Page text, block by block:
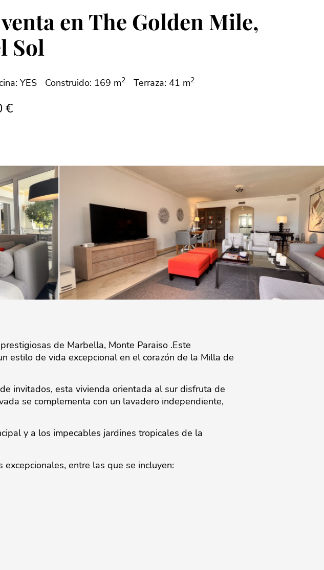
en The Golden Mile,
Sol
YES Construido: 169 m2 Terraza: 41 m2
€
de Marbella, Monte Paraiso .Este
estilo de vida excepcional en el corazón de la Milla de
invitados, esta vivienda orientada al sur disfruta de
se complementa con un lavadero independiente,
y a los impecables jardines tropicales de la
entre las que se incluyen: